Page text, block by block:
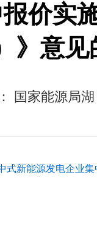
价实
》意见
国家能源局湖
式新能源发电企业